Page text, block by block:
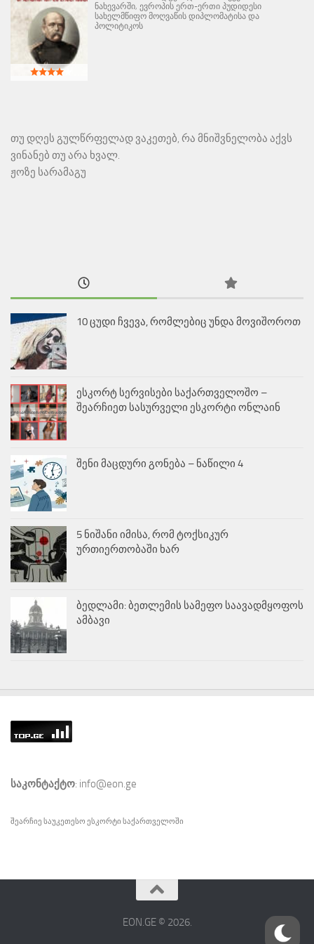
ნახევარში, ევროპის ერთ-ერთი პუდიდესი
სახელმწიფო მოღვაწის დიპლომატისა და
პოლიტიკოს
თუ დღეს გულწრფელად ვაკეთებ, რა მნიშვნელობა აქვს
ვინანებ თუ არა ხვალ.
ჟოზე სარამაგუ
10 ცუდი ჩვევა, რომლებიც უნდა მოვიშოროთ
ესკორტ სერვისები საქართველოშო –
შეარჩიეთ სასურველი ესკორტი ონლაინ
შენი მაცდური გონება – ნაწილი 4
5 ნიშანი იმისა, რომ ტოქსიკურ
ურთიერთობაში ხარ
ბედლამი: ბეთლემის სამეფო საავადმყოფოს
ამბავი
საკონტაქტო: info@eon.ge
შეარჩიე საუკეთესო ესკორტი საქართველოში
EON.GE © 2026.